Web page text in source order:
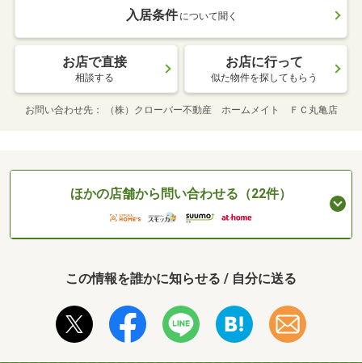
入居条件 について聞く
お店で直接
相談する
お店に行って
似た物件を探してもらう
お問い合わせ先 （株）クローバー不動産 ホームメイト ＦＣ丸亀店
ほかの店舗から問い合わせる（22件）
この情報を誰かに知らせる / 自分に送る